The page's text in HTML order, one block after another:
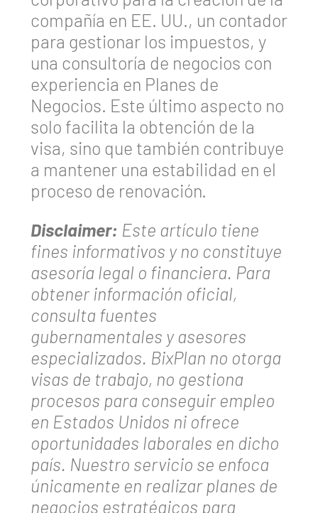
compañía en EE. UU., un contador
para gestionar los impuestos, y
una consultoría de negocios con
experiencia en Planes de
Negocios. Este último aspecto no
solo facilita la obtención de la
visa, sino que también contribuye
a mantener una estabilidad en el
proceso de renovación.
Disclaimer: Este artículo tiene
fines informativos y no constituye
asesoría legal o financiera. Para
obtener información oficial,
consulta fuentes
gubernamentales y asesores
especializados. BixPlan no otorga
visas de trabajo, no gestiona
procesos para conseguir empleo
en Estados Unidos ni ofrece
oportunidades laborales en dicho
país. Nuestro servicio se enfoca
únicamente en realizar planes de
negocios estratégicos para